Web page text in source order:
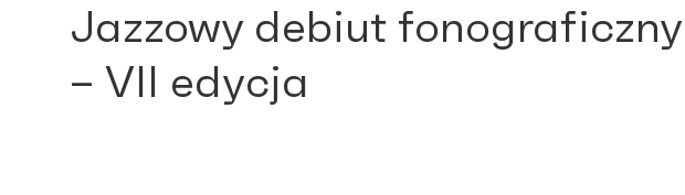
Jazzowy debiut fonograficzny
– VII edycja